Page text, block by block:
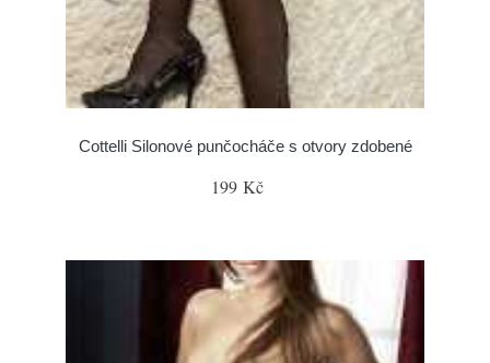
Cottelli Silonové punčocháče s otvory zdobené
199 Kč